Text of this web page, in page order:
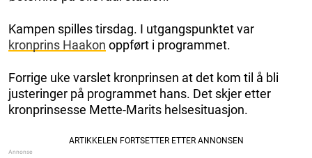
Kampen spilles tirsdag. I utgangspunktet var
kronprins Haakon oppført i programmet.
Forrige uke varslet kronprinsen at det kom til å bli
justeringer på programmet hans. Det skjer etter
kronprinsesse Mette-Marits helsesituasjon.